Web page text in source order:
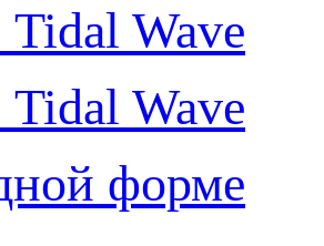
Tidal Wave
Tidal Wave
форме